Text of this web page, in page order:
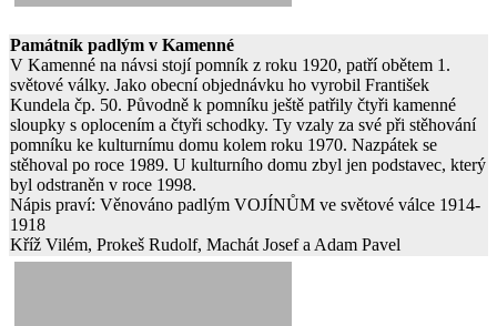
Památník padlým v Kamenné
V Kamenné na návsi stojí pomník z roku 1920, patří obětem 1.
světové války. Jako obecní objednávku ho vyrobil František
Kundela čp. 50. Původně k pomníku ještě patřily čtyři kamenné
sloupky s oplocením a čtyři schodky. Ty vzaly za své při stěhování
pomníku ke kulturnímu domu kolem roku 1970. Nazpátek se
stěhoval po roce 1989. U kulturního domu zbyl jen podstavec, který
byl odstraněn v roce 1998.
Nápis praví: Věnováno padlým VOJÍNŮM ve světové válce 1914-
1918
Kříž Vilém, Prokeš Rudolf, Machát Josef a Adam Pavel